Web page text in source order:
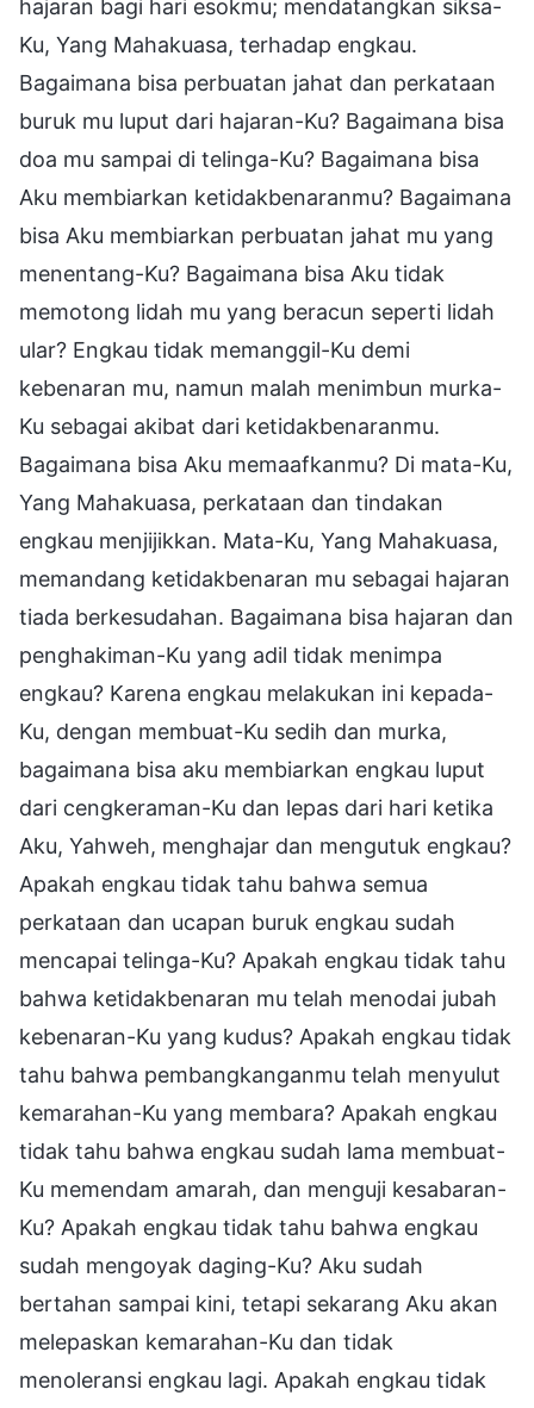
hajaran bagi hari esokmu; mendatangkan siksa-
Ku, Yang Mahakuasa, terhadap engkau.
Bagaimana bisa perbuatan jahat dan perkataan
buruk mu luput dari hajaran-Ku? Bagaimana bisa
doa mu sampai di telinga-Ku? Bagaimana bisa
Aku membiarkan ketidakbenaranmu? Bagaimana
bisa Aku membiarkan perbuatan jahat mu yang
menentang-Ku? Bagaimana bisa Aku tidak
memotong lidah mu yang beracun seperti lidah
ular? Engkau tidak memanggil-Ku demi
kebenaran mu, namun malah menimbun murka-
Ku sebagai akibat dari ketidakbenaranmu.
Bagaimana bisa Aku memaafkanmu? Di mata-Ku,
Yang Mahakuasa, perkataan dan tindakan
engkau menjijikkan. Mata-Ku, Yang Mahakuasa,
memandang ketidakbenaran mu sebagai hajaran
tiada berkesudahan. Bagaimana bisa hajaran dan
penghakiman-Ku yang adil tidak menimpa
engkau? Karena engkau melakukan ini kepada-
Ku, dengan membuat-Ku sedih dan murka,
bagaimana bisa aku membiarkan engkau luput
dari cengkeraman-Ku dan lepas dari hari ketika
Aku, Yahweh, menghajar dan mengutuk engkau?
Apakah engkau tidak tahu bahwa semua
perkataan dan ucapan buruk engkau sudah
mencapai telinga-Ku? Apakah engkau tidak tahu
bahwa ketidakbenaran mu telah menodai jubah
kebenaran-Ku yang kudus? Apakah engkau tidak
tahu bahwa pembangkanganmu telah menyulut
kemarahan-Ku yang membara? Apakah engkau
tidak tahu bahwa engkau sudah lama membuat-
Ku memendam amarah, dan menguji kesabaran-
Ku? Apakah engkau tidak tahu bahwa engkau
sudah mengoyak daging-Ku? Aku sudah
bertahan sampai kini, tetapi sekarang Aku akan
melepaskan kemarahan-Ku dan tidak
menoleransi engkau lagi. Apakah engkau tidak